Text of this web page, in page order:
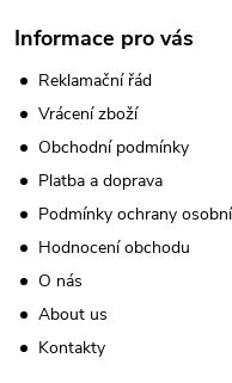
Informace pro vás
Reklamační řád
Vrácení zboží
Obchodní podmínky
Platba a doprava
Podmínky ochrany
Hodnocení obchodu
O nás
About us
Kontakty